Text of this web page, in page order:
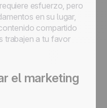
esfuerzo, pero
en su lugar,
compartido
trabajen a tu favor
el marketing